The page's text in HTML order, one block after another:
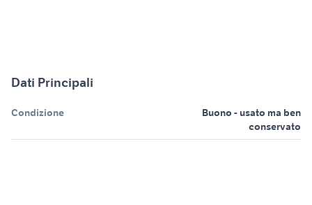
Dati Principali
Condizione
Buono - usato ma ben
conservato